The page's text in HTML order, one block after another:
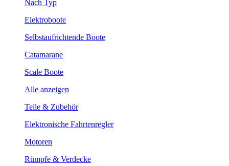
Nach Typ
Elektroboote
Selbstaufrichtende Boote
Catamarane
Scale Boote
Alle anzeigen
Teile & Zubehör
Elektronische Fahrtenregler
Motoren
Rümpfe & Verdecke